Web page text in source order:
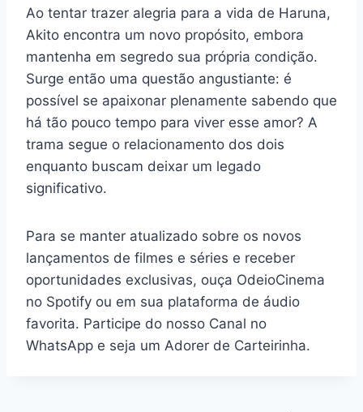
Ao tentar trazer alegria para a vida de Haruna,
Akito encontra um novo propósito, embora
mantenha em segredo sua própria condição.
Surge então uma questão angustiante: é
possível se apaixonar plenamente sabendo que
há tão pouco tempo para viver esse amor? A
trama segue o relacionamento dos dois
enquanto buscam deixar um legado
significativo.
Para se manter atualizado sobre os novos
lançamentos de filmes e séries e receber
oportunidades exclusivas, ouça OdeioCinema
no Spotify ou em sua plataforma de áudio
favorita. Participe do nosso Canal no
WhatsApp e seja um Adorer de Carteirinha.